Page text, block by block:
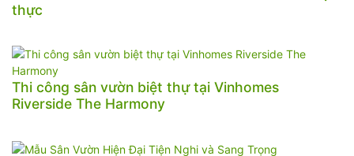
thực
Thi công sân vườn biệt thự tại Vinhomes
Riverside The Harmony